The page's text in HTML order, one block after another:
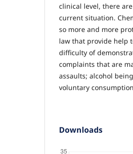
clinical level, there
current situation.
so more and more
law that provide help
difficulty of
complaints that are
assaults; alcohol
voluntary
Downloads